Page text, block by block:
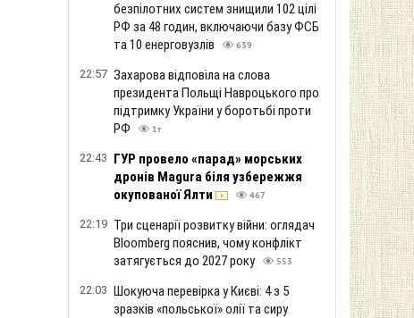
безпілотних систем знищили 102 цілі
РФ за 48 годин, включаючи базу ФСБ
та 10 енерговузлів
639
22:57 Захарова відповіла на слова
президента Польщі Навроцького про
підтримку України у боротьбі проти
РФ
1т
22:43 ГУР провело «парад» морських
дронів Magura біля узбережжя
окупованої Ялти
467
22:19 Три сценарії розвитку війни: оглядач
Bloomberg пояснив, чому конфлікт
затягується до 2027 року
553
22:03 Шокуюча перевірка у Києві: 4 з 5
зразків «польської» олії та сиру